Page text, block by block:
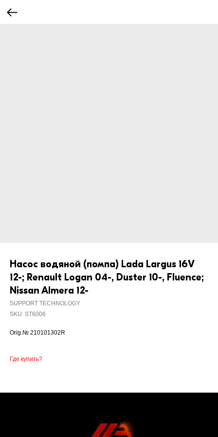
Насос водяной (помпа) Lada Largus 16V
12-; Renault Logan 04-, Duster 10-, Fluence;
Nissan Almera 12-
SUPPORT TECHNOLOGY
SKU: ST6006
Orig.№ 210101302R
Где купить?